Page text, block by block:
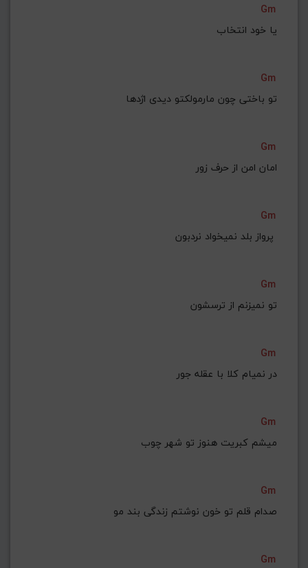
Gm
یا خود انتخاب
Gm
تو باختی چون مارمولکتو دیدی اژدها
Gm
امان امن از حرف زور
Gm
Gm
تو نمیزنم از ترسشون
Gm
در نمیام کلا با عقله جور
Gm
میشم کبریت هنوز تو شهر چوب
Gm
صدام قلم تو خون نوشتم زندگی بند مو
Gm